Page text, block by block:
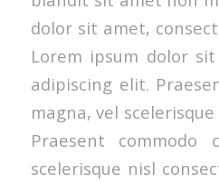
dolor sit amet,
Lorem ipsum dolor
adipiscing elit.
magna, vel
Praesent commodo
scelerisque nisl